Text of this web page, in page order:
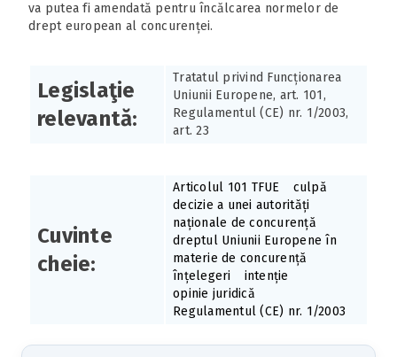
va putea fi amendată pentru încălcarea normelor de
drept european al concurenței.
Legislaţie
relevantă:
Tratatul privind Funcționarea
Uniunii Europene, art. 101,
Regulamentul (CE) nr. 1/2003,
art. 23
Cuvinte
cheie:
Articolul 101 TFUE
culpă
decizie a unei autorități
naționale de concurență
dreptul Uniunii Europene în
materie de concurență
înțelegeri
intenție
opinie juridică
Regulamentul (CE) nr. 1/2003